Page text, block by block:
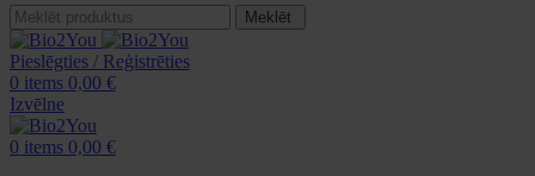
Meklēt
Pieslēgties / Reģistrēties
0 items 0,00 €
Izvēlne
0 items 0,00 €